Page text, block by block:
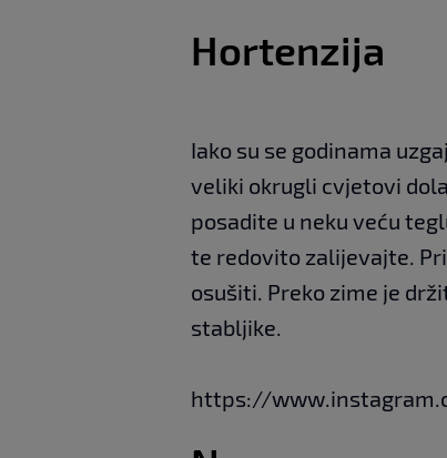
Hortenzija
Iako su se godinama
veliki okrugli cvjetovi
posadite u neku veću
te redovito zalijevajte.
osušiti. Preko zime je
stabljike.
https://